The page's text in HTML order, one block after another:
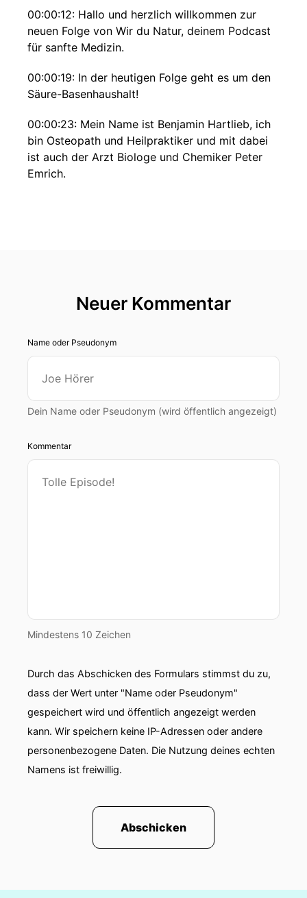
00:00:12: Hallo und herzlich willkommen zur
neuen Folge von Wir du Natur, deinem Podcast
für sanfte Medizin.
00:00:19: In der heutigen Folge geht es um den
Säure-Basenhaushalt!
00:00:23: Mein Name ist Benjamin Hartlieb, ich
bin Osteopath und Heilpraktiker und mit dabei
ist auch der Arzt Biologe und Chemiker Peter
Emrich.
erschöpft
00:00:54: Die Liste ist lang und eine bewährte
Methode diesen umfassenden Störungen auf die
Säurebasenhaushaltes unseres Körpers.
wie es immer mal wieder gestreift haben in
00:01:37: In unserem Körper wirken Lebensmittel
wie Fleisch,
00:01:42: Geflügel Wurstwaren, Wild, Innereien
Eier Käse Hülsenfrüchte bis auf wenige
Ausnahmen aber auch Spargel, Arthyschocken
Rosenkohl Erdnüsse allesamt als säure Bildner.
00:01:59: Aber eben auch und das muss absolut
Weißmehlprodukte sogenannte isolierte
00:02:08: Dazu zählt WeißMehl, Weiserzucker
Neuer Kommentar
Name oder Pseudonym
Dein Name oder Pseudonym (wird öffentlich angezeigt)
Kommentar
Mindestens 10 Zeichen
Durch das Abschicken des Formulars stimmst du zu,
dass der Wert unter "Name oder Pseudonym"
gespeichert wird und öffentlich angezeigt werden
kann. Wir speichern keine IP-Adressen oder andere
personenbezogene Daten. Die Nutzung deines echten
Namens ist freiwillig.
Abschicken